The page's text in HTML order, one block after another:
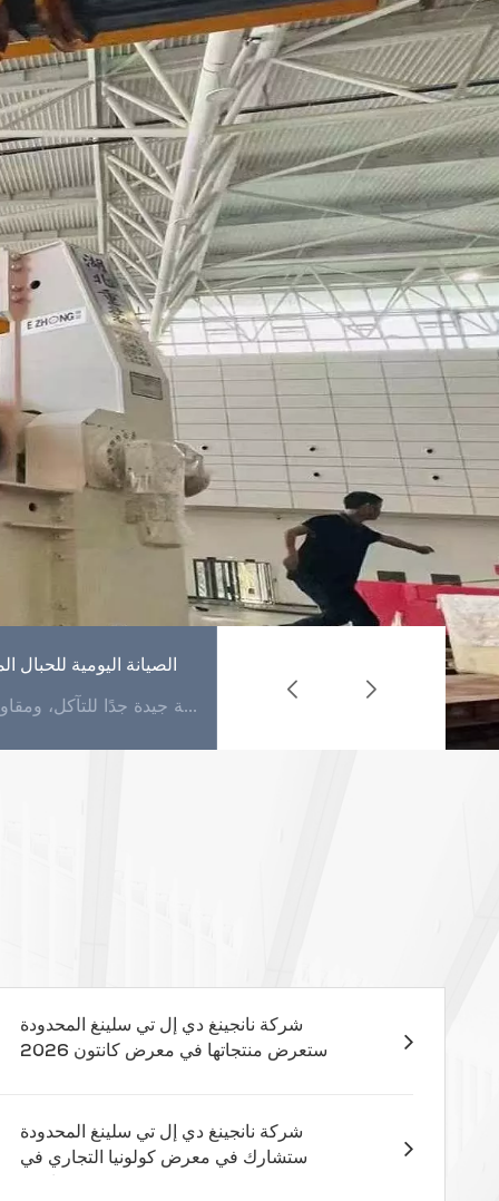
الصيانة اليومية للحبال
الصيانة اليومية للقاذفة المسطحة بسيطة للغاية. باستثناء استخدام المنظفات في بعض الأحيان للتنظيف في الماء، فهي لا تتطلب أي صيانة. تتمتع القاذفة بمقاومة جيدة للتآكل، ومقاومة جيدة جدًا للتآكل، ومقاومة عال... تعتبر حبال الرفع المنسوجة أداة حاسمة في التعامل مع المواد، مما يسمح برفع الأشياء الثقيلة بكفاءة وأمان. ومع ذلك، فمن الضروري استخدام هذه المعدات بشكل صحيح لمنع وقوع الحوادث وضمان سلامة كل من المشغلين و...
شركة نانجينغ دي إل تي سلينغ المحدودة
ستعرض منتجاتها في معرض كانتون 2026
شركة نانجينغ دي إل تي سلينغ المحدودة
ستشارك في معرض كولونيا التجاري في